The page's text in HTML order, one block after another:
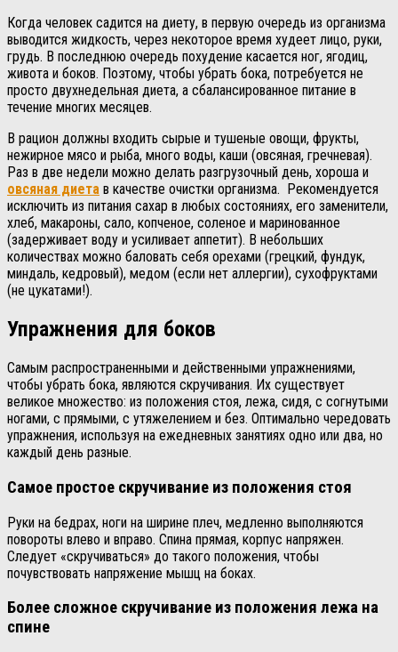
Когда человек садится на диету, в первую очередь из организма
выводится жидкость, через некоторое время худеет лицо, руки,
грудь. В последнюю очередь похудение касается ног, ягодиц,
живота и боков. Поэтому, чтобы убрать бока, потребуется не
просто двухнедельная диета, а сбалансированное питание в
течение многих месяцев.
В рацион должны входить сырые и тушеные овощи, фрукты,
нежирное мясо и рыба, много воды, каши (овсяная, гречневая).
Раз в две недели можно делать разгрузочный день, хороша и
овсяная диета в качестве очистки организма. Рекомендуется
исключить из питания сахар в любых состояниях, его заменители,
хлеб, макароны, сало, копченое, соленое и маринованное
(задерживает воду и усиливает аппетит). В небольших
количествах можно баловать себя орехами (грецкий, фундук,
миндаль, кедровый), медом (если нет аллергии), сухофруктами
(не цукатами!).
Упражнения для боков
Самым распространенными и действенными упражнениями,
чтобы убрать бока, являются скручивания. Их существует
великое множество: из положения стоя, лежа, сидя, с согнутыми
ногами, с прямыми, с утяжелением и без. Оптимально чередовать
упражнения, используя на ежедневных занятиях одно или два, но
каждый день разные.
Самое простое скручивание из положения стоя
Руки на бедрах, ноги на ширине плеч, медленно выполняются
повороты влево и вправо. Спина прямая, корпус напряжен.
Следует «скручиваться» до такого положения, чтобы
почувствовать напряжение мышц на боках.
Более сложное скручивание из положения лежа на
спине